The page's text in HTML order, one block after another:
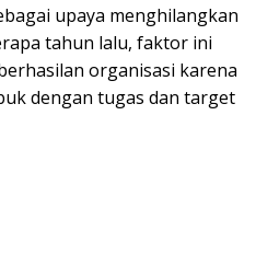
upaya menghilangkan
tahun lalu, faktor ini
organisasi karena
dengan tugas dan target